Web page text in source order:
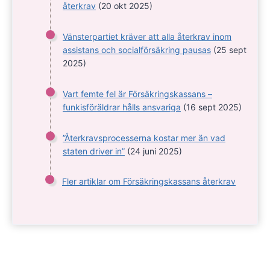
återkrav (20 okt 2025)
Vänsterpartiet kräver att alla återkrav inom
assistans och socialförsäkring pausas (25 sept
2025)
Vart femte fel är Försäkringskassans –
funkisföräldrar hålls ansvariga (16 sept 2025)
”Återkravsprocesserna kostar mer än vad
staten driver in” (24 juni 2025)
Fler artiklar om Försäkringskassans återkrav